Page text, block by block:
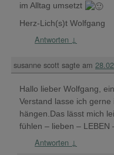
im Alltag umsetzt
Herz-Lich(s)t Wolfgang
Antworten ↓
susanne scott sagte am
Hallo lieber Wolfgang,
Verstand lasse ich
hängen.Das lässt mich
fühlen – lieben –
Antworten ↓